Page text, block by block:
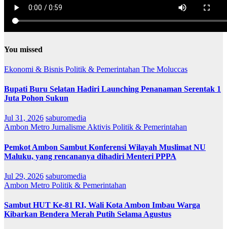
You missed
Ekonomi & Bisnis Politik & Pemerintahan The Moluccas
Bupati Buru Selatan Hadiri Launching Penanaman Serentak 1
Juta Pohon Sukun
Jul 31, 2026 saburomedia
Ambon Metro Jurnalisme Aktivis Politik & Pemerintahan
Pemkot Ambon Sambut Konferensi Wilayah Muslimat NU
Maluku, yang rencananya dihadiri Menteri PPPA
Jul 29, 2026 saburomedia
Ambon Metro Politik & Pemerintahan
Sambut HUT Ke-81 RI, Wali Kota Ambon Imbau Warga
Kibarkan Bendera Merah Putih Selama Agustus